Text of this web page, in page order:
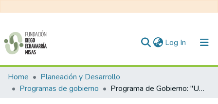
Log In (current)
Communities & Collections
All of DSpace
Home
Planeación y Desarrollo
Programas de gobierno
Programa de Gobierno: "Un Nuevo Orden Integral para Itagüí"